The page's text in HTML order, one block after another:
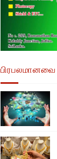
பிரபலமானவை